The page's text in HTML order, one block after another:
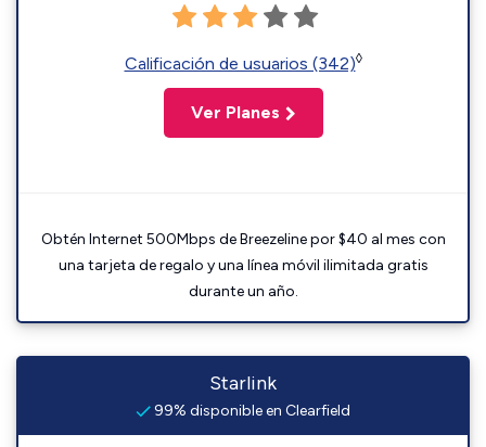
Calificación de usuarios (342)◊
Ver Planes
Obtén Internet 500Mbps de Breezeline por $40 al mes con
una tarjeta de regalo y una línea móvil ilimitada gratis
durante un año.
Starlink
99% disponible en Clearfield